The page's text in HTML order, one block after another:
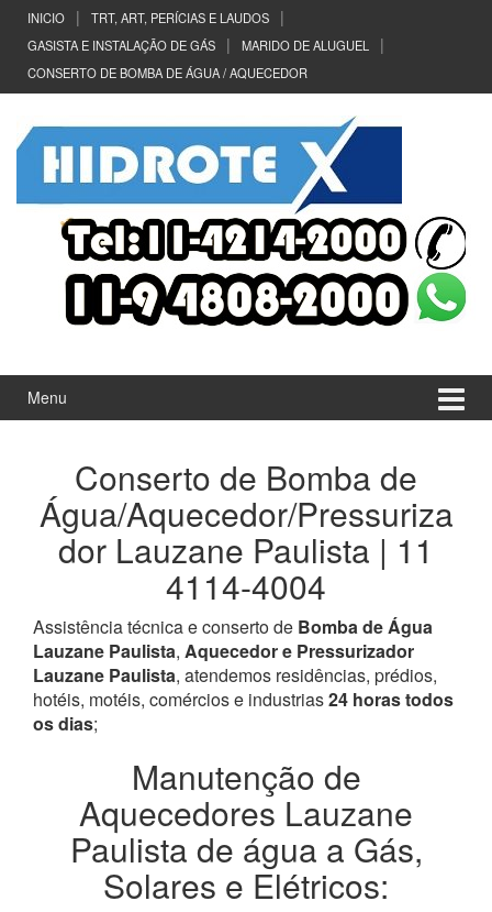
Conteúdo
Pular
menu
principal
INICIO
TRT, ART, PERÍCIAS E LAUDOS
GASISTA E INSTALAÇÃO DE GÁS
MARIDO DE ALUGUEL
CONSERTO DE BOMBA DE ÁGUA / AQUECEDOR
Menu
Conserto de Bomba de
Água/Aquecedor/Pressuriza
dor Lauzane Paulista | 11
4114-4004
Assistência técnica e conserto de Bomba de Água
Lauzane Paulista, Aquecedor e Pressurizador
Lauzane Paulista, atendemos residências, prédios,
hotéis, motéis, comércios e industrias24 horas todos
os dias;
Manutenção de
Aquecedores Lauzane
Paulista de água a Gás,
Solares e Elétricos: